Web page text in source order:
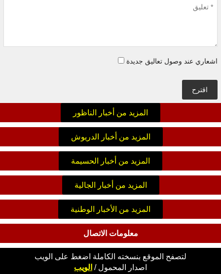
اشعاري عند وصول تعاليق جديدة
اقترح
المزيد من أخبار الناظور
المزيد من أخبار الدريوش
المزيد من أخبار الحسيمة
المزيد من أخبار الجالية
المزيد من الأخبار الوطنية
معلومات الاتصال
لتصفح الموقع بنسخته الكاملة اضغط على الويب
اصدار
المحمول / الويب